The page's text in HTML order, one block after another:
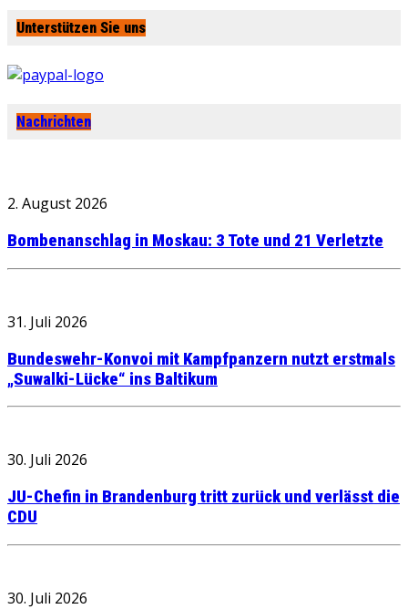
Unterstützen Sie uns
Nachrichten
2. August 2026
Bombenanschlag in Moskau: 3 Tote und 21 Verletzte
31. Juli 2026
Bundeswehr-Konvoi mit Kampfpanzern nutzt erstmals
„Suwalki-Lücke“ ins Baltikum
30. Juli 2026
JU-Chefin in Brandenburg tritt zurück und verlässt die
CDU
30. Juli 2026